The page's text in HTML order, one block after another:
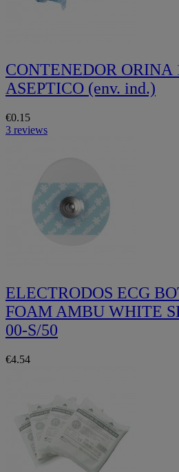
CONTENEDOR ORINA
ASEPTICO (env. ind.)
€0.15
3 reviews
ELECTRODOS ECG
FOAM AMBU WHITE
00-S/50
€4.54